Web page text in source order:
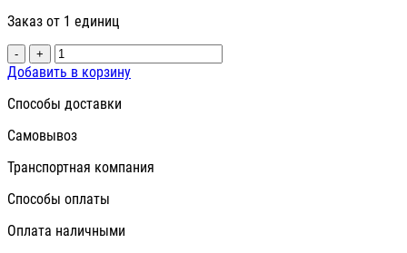
Заказ от 1 единиц
- +
Добавить в корзину
Способы доставки
Самовывоз
Транспортная компания
Способы оплаты
Оплата наличными